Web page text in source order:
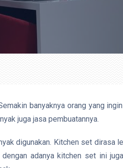
banyaknya orang yang
juga jasa pembuatannya.
digunakan. Kitchen set dirasa
adanya kitchen set ini